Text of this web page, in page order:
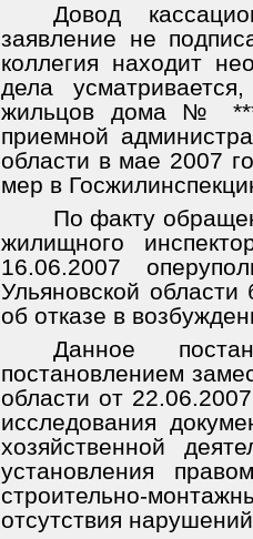
Довод
заявление не
коллегия находит
дела
жильцов дома №
приемной
области в мае 2007
мер в
По факту
жилищного
16.06.2007
Ульяновской
об отказе в
Данное
постановлением
области от
исследования
хозяйственной
установления
строительно-
отсутствия